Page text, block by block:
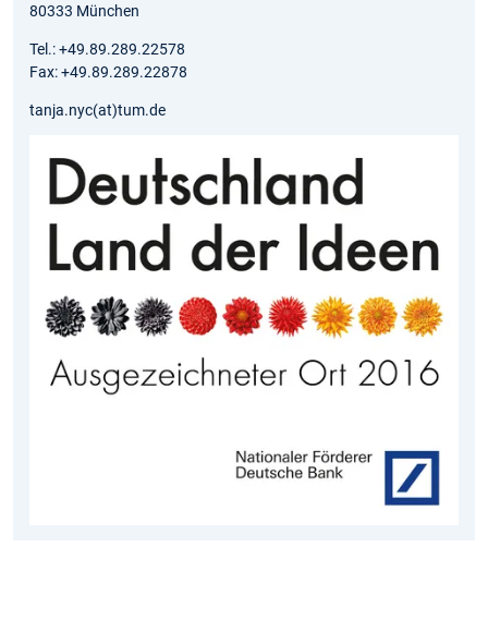
80333 München
Tel.: +49.89.289.22578
Fax: +49.89.289.22878
tanja.nyc(at)tum.de